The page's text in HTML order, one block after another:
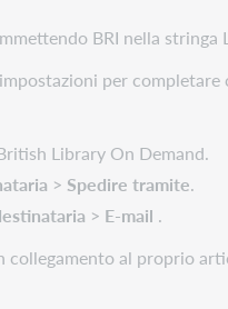
BRI nella
per
Library On Demand.
> Spedire tramite.
> E-mail .
al proprio